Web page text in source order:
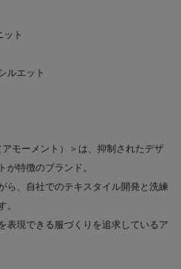
ット
ルエット
モーメント）＞は、抑制されたデザ
が特徴のブランド。
ら、自社でのテキスタイル開発と洗練
。
表現できる服づくりを追求しているア